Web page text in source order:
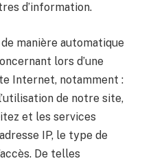
d’information.
manière automatique
lors d’une
Internet, notamment :
de notre site,
et les services
IP, le type de
De telles